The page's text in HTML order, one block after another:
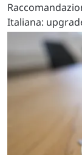
Italiana: